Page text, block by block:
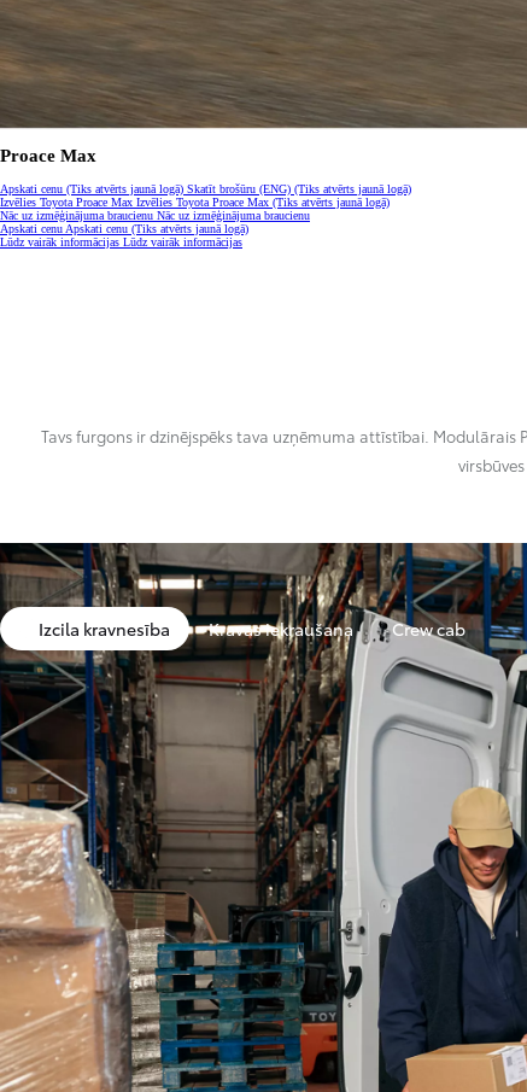
Ikmēneša maksa no 201 € / mēnesī
Corolla Cross
No
Ikmēneša maksa no 272 € / mēnesī
Toyota bZ4X
ELEKTRĪBA
Proace Max
Apskati cenu (Tiks atvērts jaunā logā) Skatīt brošūru (ENG) (Tiks atvērts jaunā logā)
Izvēlies Toyota Proace Max Izvēlies Toyota Proace Max (Tiks atvērts jaunā logā)
Nāc uz izmēģinājuma braucienu Nāc uz izmēģinājuma braucienu
Apskati cenu Apskati cenu (Tiks atvērts jaunā logā)
Lūdz vairāk informācijas Lūdz vairāk informācijas
Tavs furgons ir dzinējspēks tava uzņēmuma attīstībai.
Izcila kravnesība Kravas iekraušana Crew cab